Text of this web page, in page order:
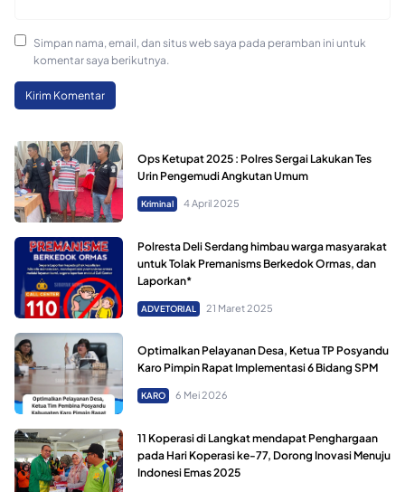
Simpan nama, email, dan situs web saya pada peramban ini untuk
komentar saya berikutnya.
Ops Ketupat 2025 : Polres Sergai Lakukan Tes
Urin Pengemudi Angkutan Umum
Kriminal 4 April 2025
Polresta Deli Serdang himbau warga masyarakat
untuk Tolak Premanisms Berkedok Ormas, dan
Laporkan*
ADVETORIAL 21 Maret 2025
Optimalkan Pelayanan Desa, Ketua TP Posyandu
Karo Pimpin Rapat Implementasi 6 Bidang SPM
KARO 6 Mei 2026
11 Koperasi di Langkat mendapat Penghargaan
pada Hari Koperasi ke-77, Dorong Inovasi Menuju
Indonesi Emas 2025